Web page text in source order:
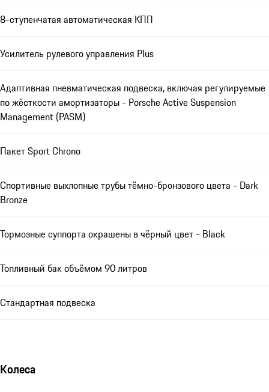
8-ступенчатая автоматическая КПП
Усилитель рулевого управления Plus
Адаптивная пневматическая подвеска, включая регулируемые
по жёсткости амортизаторы - Porsche Active Suspension
Management (PASM)
Пакет Sport Chrono
Спортивные выхлопные трубы тёмно-бронзового цвета - Dark
Bronze
Тормозные суппорта окрашены в чёрный цвет - Black
Топливный бак объёмом 90 литров
Стандартная подвеска
Колеса